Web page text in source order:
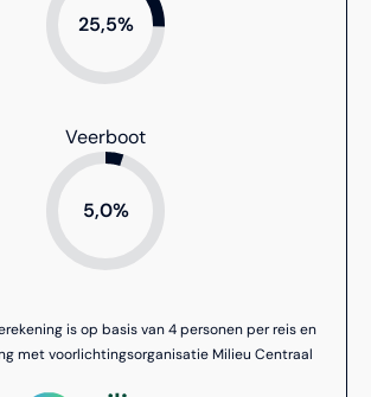
toedracht.
25,5%
Veerboot
5,0%
is op basis van 4 personen per reis en
met voorlichtingsorganisatie Milieu Centraal